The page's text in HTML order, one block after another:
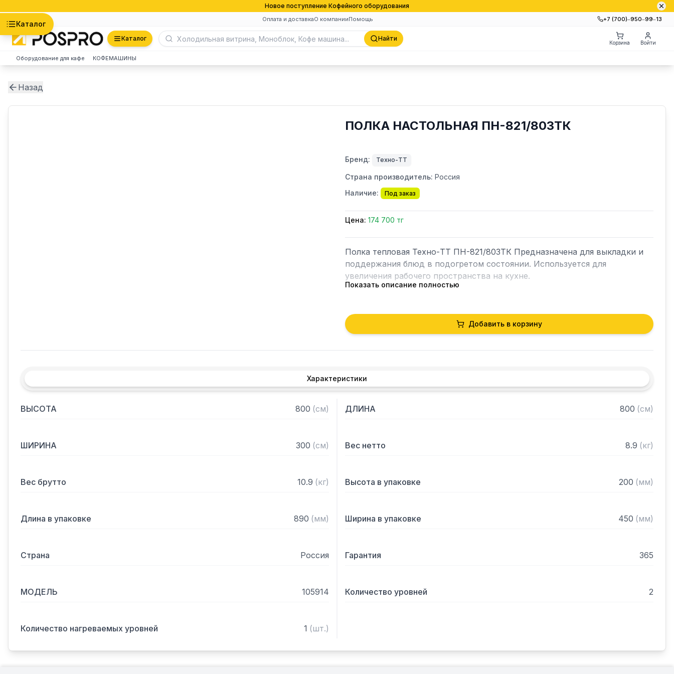
Новое поступление Кофейного оборудования
Оплата и доставкаО компанииПомощь +7 (700)‒950‒99‒13
Каталог
Каталог Найти
Корзина Войти
Оборудование для кафе КОФЕМАШИНЫ
Назад
ПОЛКА НАСТОЛЬНАЯ ПН-821/803ТК
Бренд: Техно-ТТ
Страна производитель: Россия
Наличие:
Под заказ
Цена: 174 700 тг
Полка тепловая Техно-ТТ ПН-821/803ТК Предназначена для выкладки и
поддержания блюд в подогретом состоянии. Используется для
увеличения рабочего пространства на кухне.
— Настольная установка
— Верхний уровень с подогревом, нижний без подогрева
— Полки из нержавеющей стали марки AISI 304 толщиной 0,8 мм
— Разборная конструкция
Показать описание полностью
Добавить в корзину
Характеристики
ВЫСОТА 800 (см) ДЛИНА 800 (см)
ШИРИНА 300 (см) Вес нетто 8.9 (кг)
Вес брутто 10.9 (кг) Высота в упаковке 200 (мм)
Длина в упаковке 890 (мм) Ширина в упаковке 450 (мм)
Страна Россия Гарантия 365
МОДЕЛЬ 105914 Количество уровней 2
Количество нагреваемых уровней 1 (шт.)